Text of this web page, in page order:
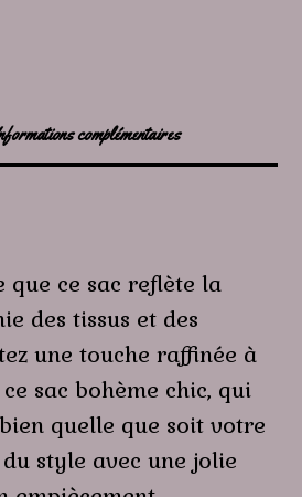
complémentaires
que ce sac reflète la
des tissus et des
une touche raffinée à
sac bohème chic, qui
quelle que soit votre
style avec une jolie